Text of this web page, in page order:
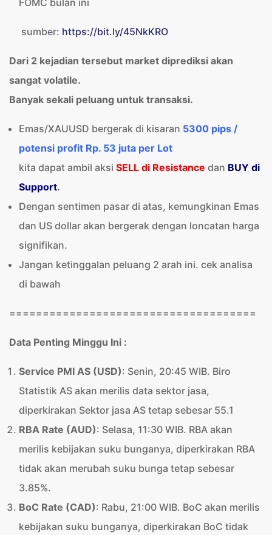
FOMC bulan ini
sumber: https://bit.ly/45NkKRO
Dari 2 kejadian tersebut market diprediksi akan
sangat volatile.
Banyak sekali peluang untuk transaksi.
Emas/XAUUSD bergerak di kisaran 5300 pips /
potensi profit Rp. 53 juta per Lot
kita dapat ambil aksi SELL di Resistance dan BUY di
Support.
Dengan sentimen pasar di atas, kemungkinan Emas
dan US dollar akan bergerak dengan loncatan harga
signifikan.
Jangan ketinggalan peluang 2 arah ini. cek analisa
di bawah
=====================================
Data Penting Minggu Ini :
Service PMI AS (USD): Senin, 20:45 WIB. Biro
Statistik AS akan merilis data sektor jasa,
diperkirakan Sektor jasa AS tetap sebesar 55.1
RBA Rate (AUD): Selasa, 11:30 WIB. RBA akan
merilis kebijakan suku bunganya, diperkirakan RBA
tidak akan merubah suku bunga tetap sebesar
3.85%.
BoC Rate (CAD): Rabu, 21:00 WIB. BoC akan merilis
kebijakan suku bunganya, diperkirakan BoC tidak